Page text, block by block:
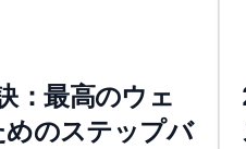
：最高のウェ
のステップバ